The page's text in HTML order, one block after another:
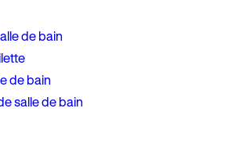
de bain
de bain
salle de bain